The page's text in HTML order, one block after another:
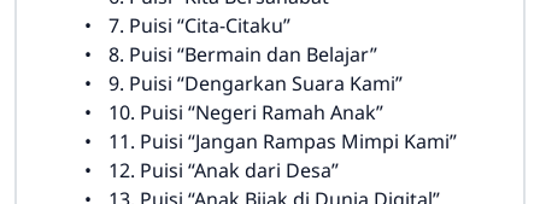
7. Puisi “Cita-Citaku”
8. Puisi “Bermain dan Belajar”
9. Puisi “Dengarkan Suara Kami”
10. Puisi “Negeri Ramah Anak”
11. Puisi “Jangan Rampas Mimpi Kami”
12. Puisi “Anak dari Desa”